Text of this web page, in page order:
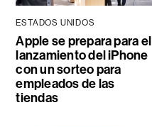
ESTADOS UNIDOS
Apple se prepara para el
lanzamiento del iPhone
con un sorteo para
empleados de las
tiendas